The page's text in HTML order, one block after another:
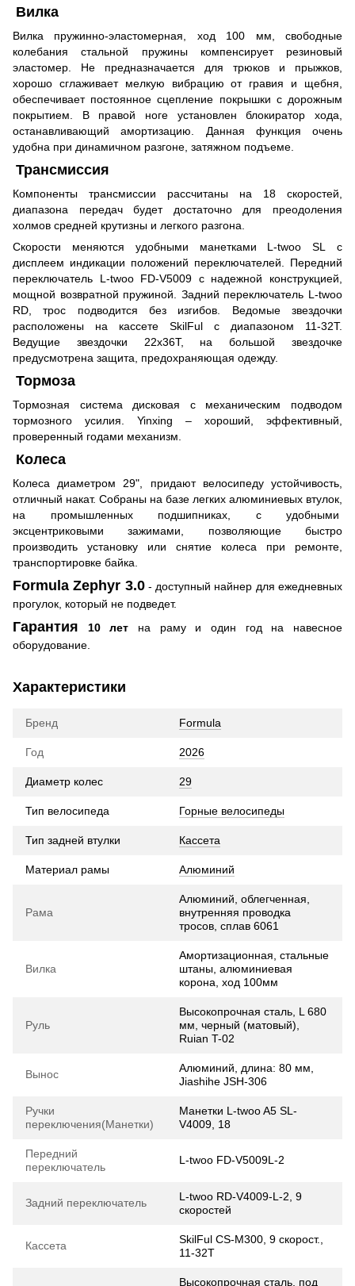
Вилка
Вилка пружинно-эластомерная, ход 100 мм, свободные
колебания стальной пружины компенсирует резиновый
эластомер. Не предназначается для трюков и прыжков,
хорошо сглаживает мелкую вибрацию от гравия и щебня,
обеспечивает постоянное сцепление покрышки с дорожным
покрытием. В правой ноге установлен блокиратор хода,
останавливающий амортизацию. Данная функция очень
удобна при динамичном разгоне, затяжном подъеме.
Трансмиссия
Компоненты трансмиссии рассчитаны на 18 скоростей,
диапазона передач будет достаточно для преодоления
холмов средней крутизны и легкого разгона.
Скорости меняются удобными манетками L-twoo SL с
дисплеем индикации положений переключателей. Передний
переключатель L-twoo FD-V5009 с надежной конструкцией,
мощной возвратной пружиной. Задний переключатель L-twoo
RD, трос подводится без изгибов. Ведомые звездочки
расположены на кассете SkilFul
с диапазоном 11-32Т.
Ведущие звездочки 22х36Т, на большой звездочке
предусмотрена защита, предохраняющая одежду.
Тормоза
Тормозная система дисковая
с механическим подводом
тормозного усилия. Yinxing – хороший, эффективный,
проверенный годами механизм.
Колеса
Колеса диаметром 29", придают велосипеду устойчивость,
отличный накат. Собраны на базе легких алюминиевых втулок,
на промышленных подшипниках, с удобными
эксцентриковыми зажимами, позволяющие быстро
производить установку или снятие колеса при ремонте,
транспортировке байка.
Formula Zephyr 3.0- доступный найнер для ежедневных
прогулок, который не подведет.
Гарантия 10 лет на раму и один год на навесное
оборудование.
Характеристики
Бренд Formula
Год 2026
Диаметр колес 29
Тип велосипеда Горные велосипеды
Тип задней втулки Кассета
Материал рамы Алюминий
Рама
Алюминий, облегченная,
внутренняя проводка
тросов, сплав 6061
Вилка
Амортизационная, cтальные
штаны, алюминиевая
корона, ход 100мм
Руль
Высокопрочная сталь, L 680
мм, черный (матовый),
Ruian T-02
Вынос
Алюминий, длина: 80 мм,
Jiashihe JSH-306
Ручки
переключения(Манетки)
Манетки L-twoo A5 SL-
V4009, 18
Передний
переключатель
L-twoo FD-V5009L-2
Задний переключатель
L-twoo RD-V4009-L-2, 9
скоростей
Кассета
SkilFul CS-M300, 9 скорост.,
11-32Т
Высокопрочная сталь, под